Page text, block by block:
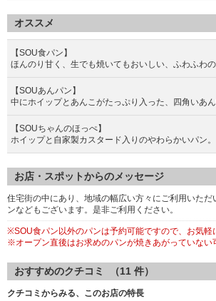
オススメ
【SOU食パン】
ほんのり甘く、生でも焼いてもおいしい、ふわふわの
【SOUあんパン】
中にホイップとあんこがたっぷり入った、四角いあん
【SOUちゃんのほっぺ】
ホイップと自家製カスタード入りのやわらかいパン。
お店・スポットからのメッセージ
住宅街の中にあり、地域の幅広い方々にご利用いた
ンなどもございます。是非ご利用ください。
※SOU食パン以外のパンは予約可能ですので、お気軽
※オープン直後はお求めのパンが焼きあがっていな
おすすめのクチコミ （11 件）
クチコミからみる、このお店の特長